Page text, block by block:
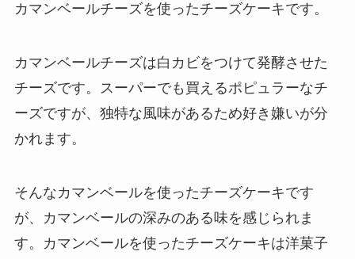
カマンベールチーズを使ったチーズケーキです。
カマンベールチーズは白カビをつけて発酵させた
チーズです。スーパーでも買えるポピュラーなチ
ーズですが、独特な風味があるため好き嫌いが分
かれます。
そんなカマンベールを使ったチーズケーキです
が、カマンベールの深みのある味を感じられま
す。カマンベールを使ったチーズケーキは洋菓子